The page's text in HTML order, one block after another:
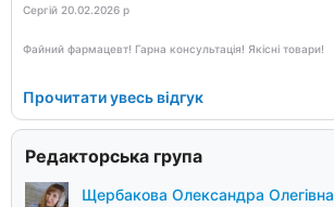
Сергій 20.02.2026 р
Файний фармацевт! Гарна консультація! Якісні товари!
Прочитати увесь відгук
Редакторська група
Щербакова Олександра Олегівна